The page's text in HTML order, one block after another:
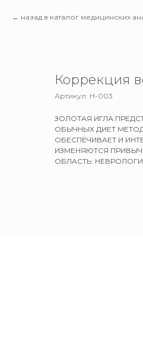
назад в каталог медицинских
Коррекция
Артикул: Н-003
ЗОЛОТАЯ ИГЛА
ОБЫЧНЫХ ДИЕТ
ОБЕСПЕЧИВАЕТ И
ИЗМЕНЯЮТСЯ
ОБЛАСТЬ: